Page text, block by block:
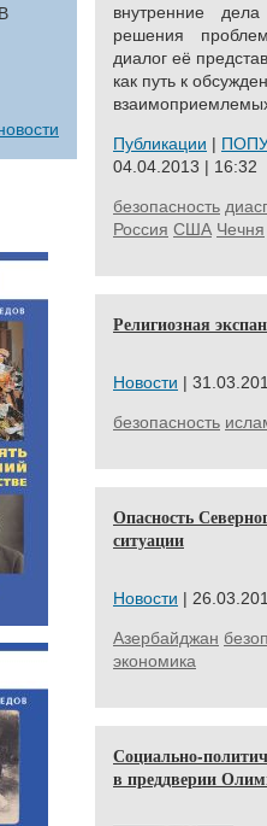
внутренние
решения
диалог её
как путь к
Публикации |
04.04.2013 | 16:32
безопасность
Россия США Чечня
Религиозная
Новости |
безопасность
Опасность
ситуации
Новости |
Азербайджан
экономика
Социально-
в преддверии